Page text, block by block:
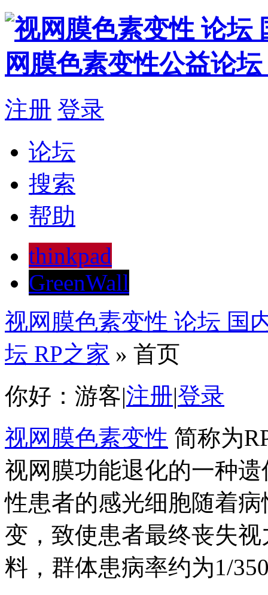
注册 登录
论坛
搜索
帮助
thinkpad
GreenWall
视网膜色素变性 论坛 国
坛 RP之家 » 首页
你好：游客|注册|登录
视网膜色素变性 简称为
视网膜功能退化的一种
性患者的感光细胞随着
变，致使患者最终丧失
料，群体患病率约为1/